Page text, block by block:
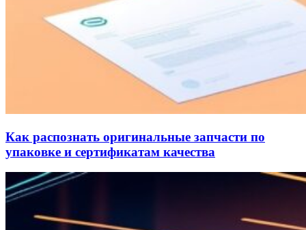
Как распознать оригинальные запчасти по
упаковке и сертификатам качества